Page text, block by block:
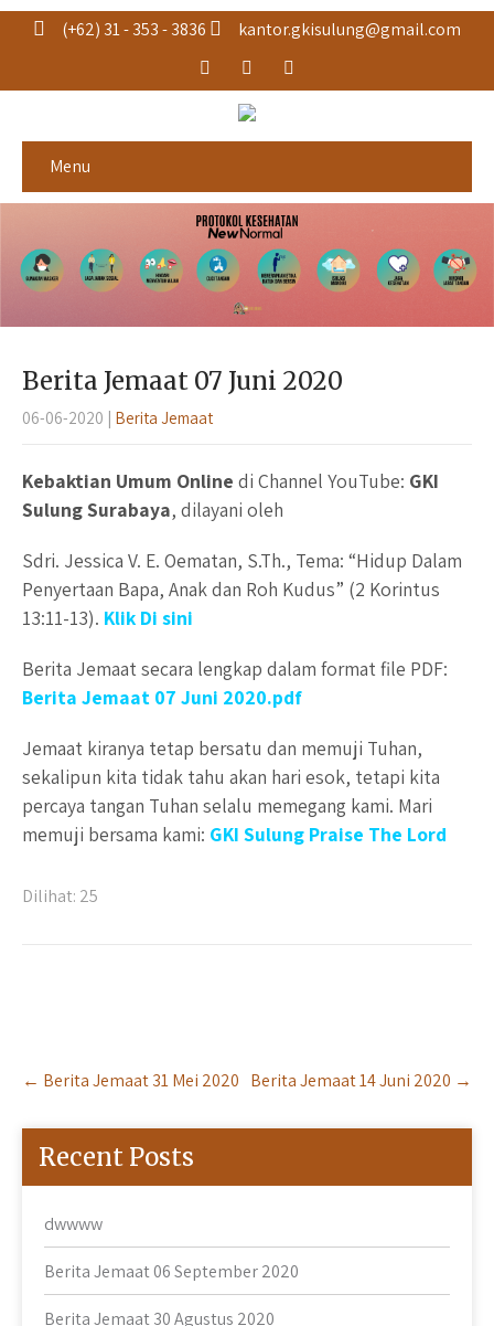
(+62) 31 - 353 - 3836 kantor.gkisulung@gmail.com
Menu
Berita Jemaat 07 Juni 2020
06-06-2020 | Berita Jemaat
Kebaktian Umum Online di Channel YouTube: GKI
Sulung Surabaya, dilayani oleh
Sdri. Jessica V. E. Oematan, S.Th., Tema: “Hidup Dalam
Penyertaan Bapa, Anak dan Roh Kudus” (2 Korintus
13:11-13). Klik Di sini
Berita Jemaat secara lengkap dalam format file PDF:
Berita Jemaat 07 Juni 2020.pdf
Jemaat kiranya tetap bersatu dan memuji Tuhan,
sekalipun kita tidak tahu akan hari esok, tetapi kita
percaya tangan Tuhan selalu memegang kami. Mari
memuji bersama kami: GKI Sulung Praise The Lord
Dilihat: 25
Post
navigation
← Berita Jemaat 31 Mei 2020 Berita Jemaat 14 Juni 2020 →
Recent Posts
dwwww
Berita Jemaat 06 September 2020
Berita Jemaat 30 Agustus 2020